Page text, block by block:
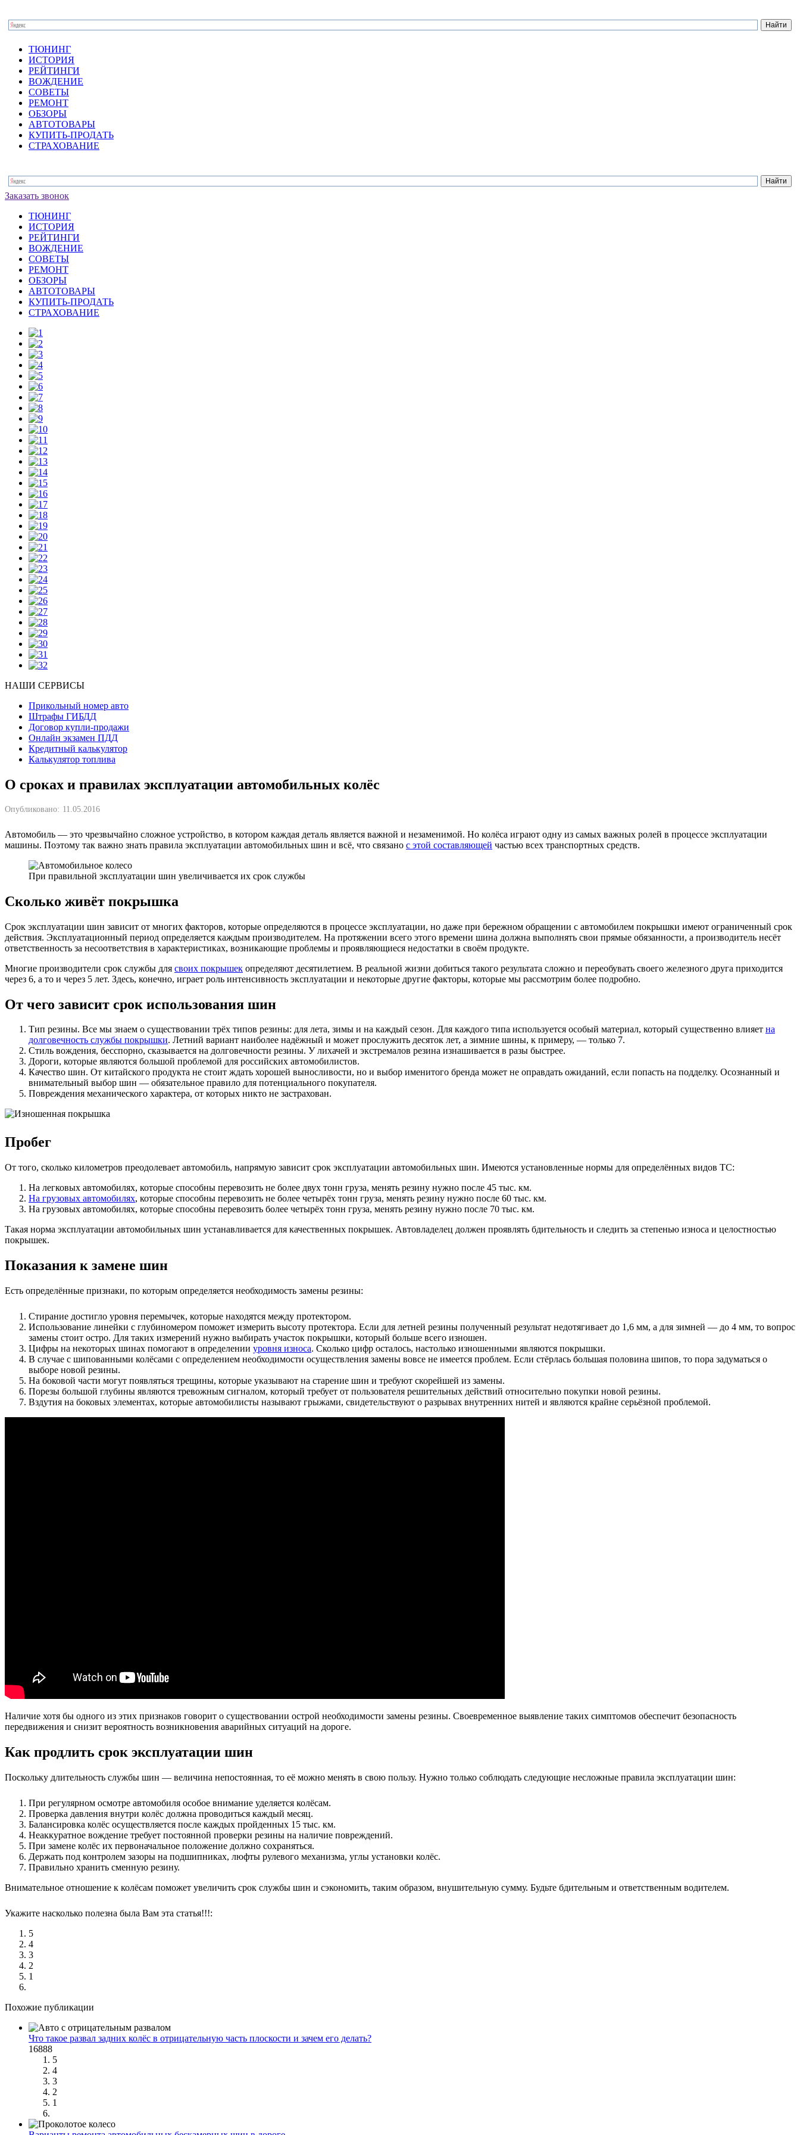
ТЮНИНГ
ИСТОРИЯ
РЕЙТИНГИ
ВОЖДЕНИЕ
СОВЕТЫ
РЕМОНТ
ОБЗОРЫ
АВТОТОВАРЫ
КУПИТЬ-ПРОДАТЬ
СТРАХОВАНИЕ
Заказать звонок
ТЮНИНГ
ИСТОРИЯ
РЕЙТИНГИ
ВОЖДЕНИЕ
СОВЕТЫ
РЕМОНТ
ОБЗОРЫ
АВТОТОВАРЫ
КУПИТЬ-ПРОДАТЬ
СТРАХОВАНИЕ
НАШИ СЕРВИСЫ
Прикольный номер авто
Штрафы ГИБДД
Договор купли-продажи
Онлайн экзамен ПДД
Кредитный калькулятор
Калькулятор топлива
О сроках и правилах эксплуатации автомобильных колёс
Опубликовано: 11.05.2016
Автомобиль — это чрезвычайно сложное устройство, в котором каждая деталь является важной и незаменимой. Но колёса играют одну из самых важных ролей в процессе эксплуатации
машины. Поэтому так важно знать правила эксплуатации автомобильных шин и всё, что связано с этой составляющей частью всех транспортных средств.
При правильной эксплуатации шин увеличивается их срок службы
Сколько живёт покрышка
Срок эксплуатации шин зависит от многих факторов, которые определяются в процессе эксплуатации, но даже при бережном обращении с автомобилем покрышки имеют ограниченный срок
действия. Эксплуатационный период определяется каждым производителем. На протяжении всего этого времени шина должна выполнять свои прямые обязанности, а производитель несёт
ответственность за несоответствия в характеристиках, возникающие проблемы и проявляющиеся недостатки в своём продукте.
Многие производители срок службы для своих покрышек определяют десятилетием. В реальной жизни добиться такого результата сложно и переобувать своего железного друга приходится
через 6, а то и через 5 лет. Здесь, конечно, играет роль интенсивность эксплуатации и некоторые другие факторы, которые мы рассмотрим более подробно.
От чего зависит срок использования шин
Тип резины. Все мы знаем о существовании трёх типов резины: для лета, зимы и на каждый сезон. Для каждого типа используется особый материал, который существенно влияет на
долговечность службы покрышки. Летний вариант наиболее надёжный и может прослужить десяток лет, а зимние шины, к примеру, — только 7.
Стиль вождения, бесспорно, сказывается на долговечности резины. У лихачей и экстремалов резина изнашивается в разы быстрее.
Дороги, которые являются большой проблемой для российских автомобилистов.
Качество шин. От китайского продукта не стоит ждать хорошей выносливости, но и выбор именитого бренда может не оправдать ожиданий, если попасть на подделку. Осознанный и
внимательный выбор шин — обязательное правило для потенциального покупателя.
Повреждения механического характера, от которых никто не застрахован.
Пробег
От того, сколько километров преодолевает автомобиль, напрямую зависит срок эксплуатации автомобильных шин. Имеются установленные нормы для определённых видов ТС:
На легковых автомобилях, которые способны перевозить не более двух тонн груза, менять резину нужно после 45 тыс. км.
На грузовых автомобилях, которые способны перевозить не более четырёх тонн груза, менять резину нужно после 60 тыс. км.
На грузовых автомобилях, которые способны перевозить более четырёх тонн груза, менять резину нужно после 70 тыс. км.
Такая норма эксплуатации автомобильных шин устанавливается для качественных покрышек. Автовладелец должен проявлять бдительность и следить за степенью износа и целостностью
покрышек.
Показания к замене шин
Есть определённые признаки, по которым определяется необходимость замены резины:
Стирание достигло уровня перемычек, которые находятся между протектором.
Использование линейки с глубиномером поможет измерить высоту протектора. Если для летней резины полученный результат недотягивает до 1,6 мм, а для зимней — до 4 мм, то вопрос
замены стоит остро. Для таких измерений нужно выбирать участок покрышки, который больше всего изношен.
Цифры на некоторых шинах помогают в определении уровня износа. Сколько цифр осталось, настолько изношенными являются покрышки.
В случае с шипованными колёсами с определением необходимости осуществления замены вовсе не имеется проблем. Если стёрлась большая половина шипов, то пора задуматься о
выборе новой резины.
На боковой части могут появляться трещины, которые указывают на старение шин и требуют скорейшей из замены.
Порезы большой глубины являются тревожным сигналом, который требует от пользователя решительных действий относительно покупки новой резины.
Вздутия на боковых элементах, которые автомобилисты называют грыжами, свидетельствуют о разрывах внутренних нитей и являются крайне серьёзной проблемой.
Наличие хотя бы одного из этих признаков говорит о существовании острой необходимости замены резины. Своевременное выявление таких симптомов обеспечит безопасность
передвижения и снизит вероятность возникновения аварийных ситуаций на дороге.
Как продлить срок эксплуатации шин
Поскольку длительность службы шин — величина непостоянная, то её можно менять в свою пользу. Нужно только соблюдать следующие несложные правила эксплуатации шин:
При регулярном осмотре автомобиля особое внимание уделяется колёсам.
Проверка давления внутри колёс должна проводиться каждый месяц.
Балансировка колёс осуществляется после каждых пройденных 15 тыс. км.
Неаккуратное вождение требует постоянной проверки резины на наличие повреждений.
При замене колёс их первоначальное положение должно сохраняться.
Держать под контролем зазоры на подшипниках, люфты рулевого механизма, углы установки колёс.
Правильно хранить сменную резину.
Внимательное отношение к колёсам поможет увеличить срок службы шин и сэкономить, таким образом, внушительную сумму. Будьте бдительным и ответственным водителем.
Укажите насколько полезна была Вам эта статья!!!:
5
4
3
2
1
Похожие публикации
Что такое развал задних колёс в отрицательную часть плоскости и зачем его делать?
16888
5
4
3
2
1